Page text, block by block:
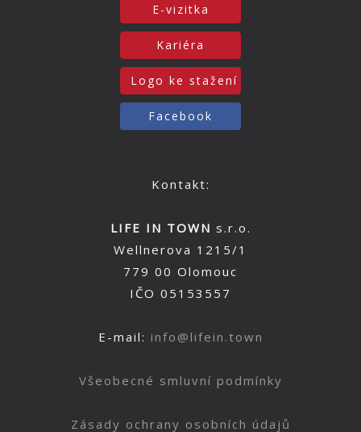
E-vizitka
Kariéra
Logo ke stažení
Facebook
Kontakt:
LIFE IN TOWN s.r.o.
Wellnerova 1215/1
779 00 Olomouc
IČO 05153557
E-mail: info@lifein.town
Všeobecné smluvní podmínky
Zásady ochrany osobních údajů